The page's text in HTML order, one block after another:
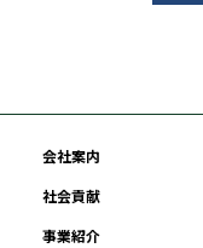
会社案内
社会貢献
事業紹介